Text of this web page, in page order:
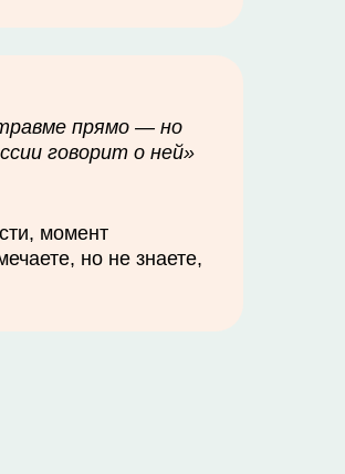
момент
но не знаете,
прямо — но
говорит о ней»